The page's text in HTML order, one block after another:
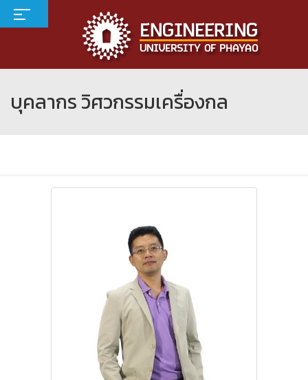
บุคลากร วิศวกรรมเครื่องกล